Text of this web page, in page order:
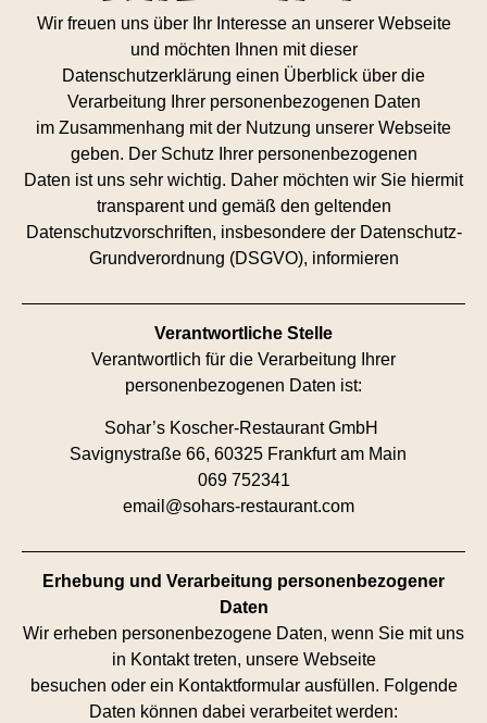
Wir freuen uns über Ihr Interesse an unserer Webseite
und möchten Ihnen mit dieser
Datenschutzerklärung einen Überblick über die
Verarbeitung Ihrer personenbezogenen Daten
im Zusammenhang mit der Nutzung unserer Webseite
geben. Der Schutz Ihrer personenbezogenen
Daten ist uns sehr wichtig. Daher möchten wir Sie hiermit
transparent und gemäß den geltenden
Datenschutzvorschriften, insbesondere der Datenschutz-
Grundverordnung (DSGVO), informieren
Verantwortliche Stelle
Verantwortlich für die Verarbeitung Ihrer
personenbezogenen Daten ist:
Sohar’s Koscher-Restaurant GmbH
Savignystraße 66, 60325 Frankfurt am Main
069 752341
email@sohars-restaurant.com
Erhebung und Verarbeitung personenbezogener
Daten
Wir erheben personenbezogene Daten, wenn Sie mit uns
in Kontakt treten, unsere Webseite
besuchen oder ein Kontaktformular ausfüllen. Folgende
Daten können dabei verarbeitet werden: